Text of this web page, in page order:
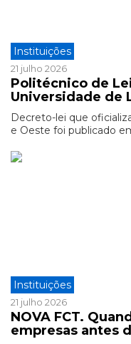
Instituições
21 julho 2026
Politécnico de
Universidade de
Decreto-lei que
e Oeste foi publicado
Instituições
21 julho 2026
NOVA FCT.
empresas antes